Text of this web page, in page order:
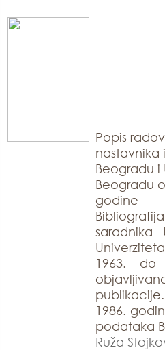
Popis
nastavnika
Beogradu i
Beogradu
godine
saradnika
1963.
1986.
podataka
Ruža